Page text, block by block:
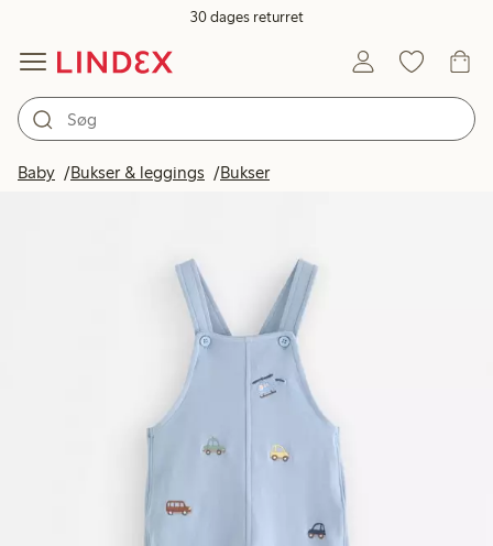
30 dages returret
Baby Bukser & leggings Bukser